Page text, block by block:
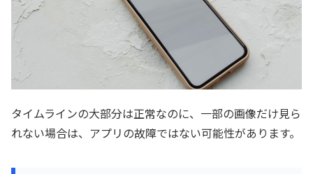
タイムラインの大部分は正常なのに、一部の画像だけ見ら
れない場合は、アプリの故障ではない可能性があります。